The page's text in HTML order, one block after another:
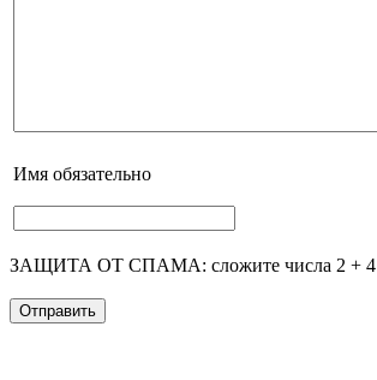
Имя обязательно
ЗАЩИТА ОТ СПАМА: сложите числа 2 + 4